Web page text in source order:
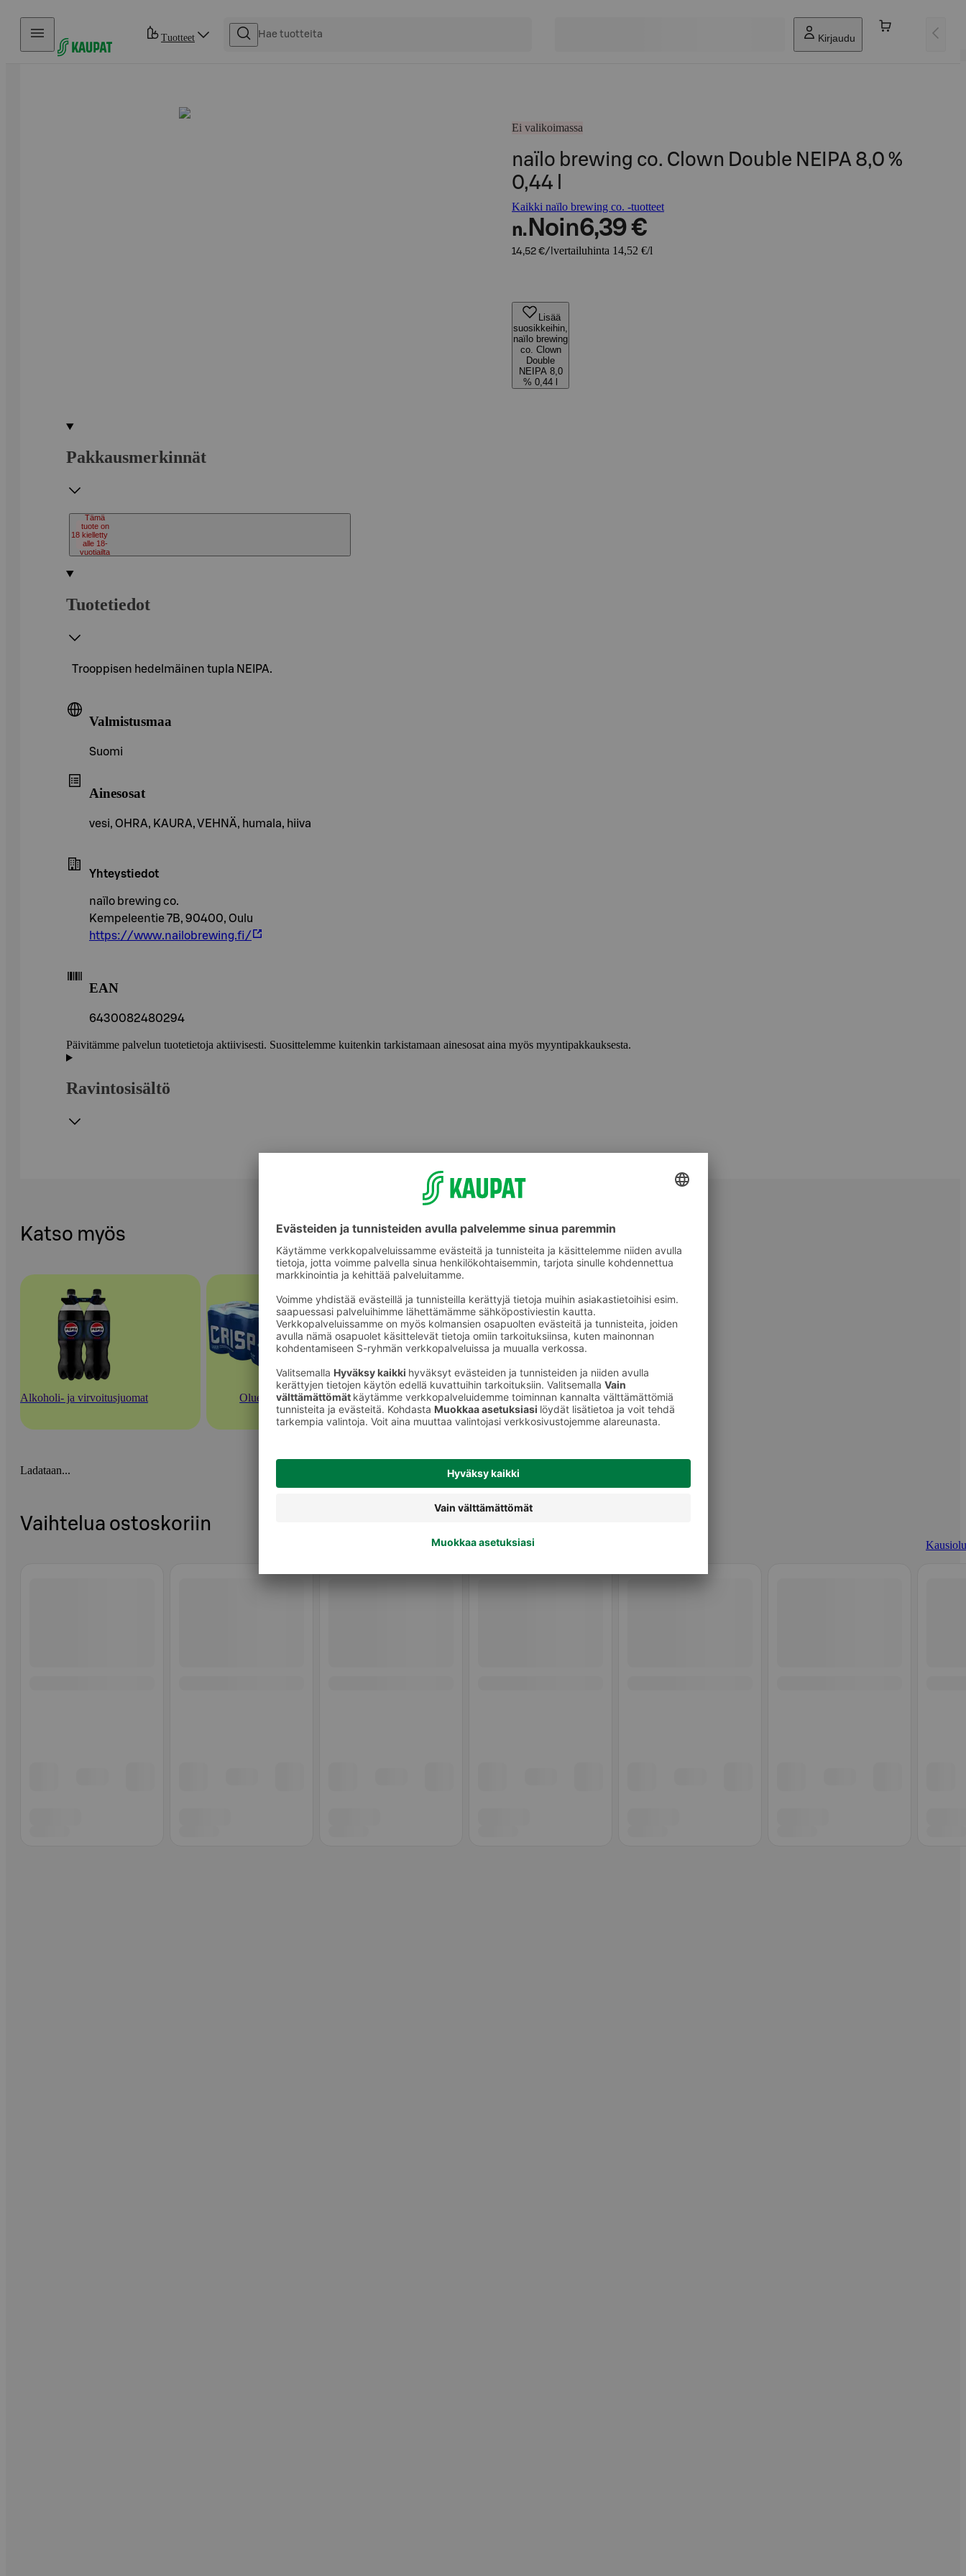
Hyppää sisältöön
Tuotteet Kirjaudu
Ei valikoimassa
naïlo brewing co. Clown Double NEIPA 8,0 %
0,44 l
Kaikki naïlo brewing co. -tuotteet
n. Noin6,39 €
14,52 €/l vertailuhinta 14,52 €/l
Lisää
suosikkeihin,
naïlo brewing
co. Clown
Double
NEIPA 8,0
% 0,44 l
Pakkausmerkinnät
18
Tämä
tuote on
kielletty
alle 18-
vuotiailta
Tuotetiedot
Trooppisen hedelmäinen tupla NEIPA.
Valmistusmaa
Suomi
Ainesosat
vesi, OHRA, KAURA, VEHNÄ, humala, hiiva
Yhteystiedot
naïlo brewing co.
Kempeleentie 7B, 90400, Oulu
https://www.nailobrewing.fi/
EAN
6430082480294
Päivitämme palvelun tuotetietoja aktiivisesti. Suosittelemme kuitenkin tarkistamaan ainesosat aina myös myyntipakkauksesta.
Ravintosisältö
Katso myös
Alkoholi- ja virvoitusjuomat Oluet Kausioluet
Ladataan...
Vaihtelua ostoskoriin